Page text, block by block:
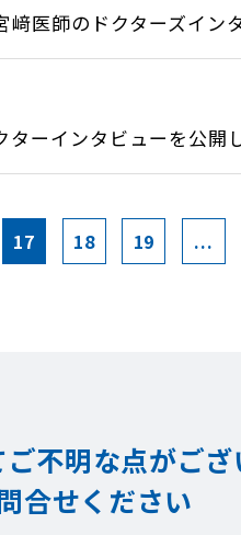
医師のドクターズイン
ーインタビューを公開
17 18 19 ...
不明な点がご
合せください